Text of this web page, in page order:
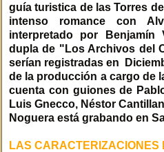
guía turistica de las Torres
intenso romance con
interpretado por Benjamín
dupla de "Los Archivos del
serían registradas en
de la producción a cargo de
cuenta con guiones de
Luis Gnecco, Néstor
Noguera está grabando en
LAS